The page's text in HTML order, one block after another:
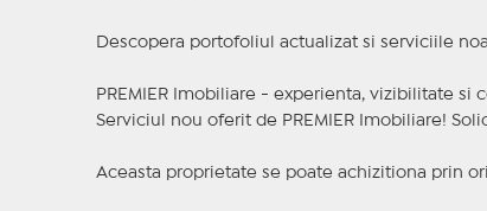
Descopera portofoliul actualizat si serviciile
PREMIER Imobiliare - experienta, vizibilitate si
Serviciul nou oferit de PREMIER Imobiliare!
Aceasta proprietate se poate achizitiona prin